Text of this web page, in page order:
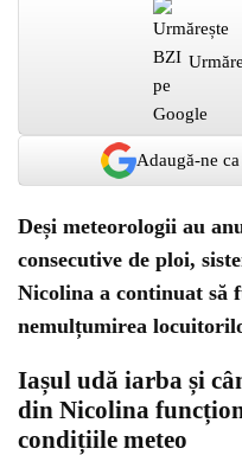
Adaugă-ne
Deși meteorologii au
consecutive de ploi,
Nicolina a continuat să
nemulțumirea
Iașul udă iarba și
din Nicolina
condițiile meteo